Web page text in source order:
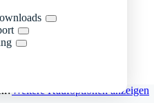
Weitere Kaufoptionen anzeigen